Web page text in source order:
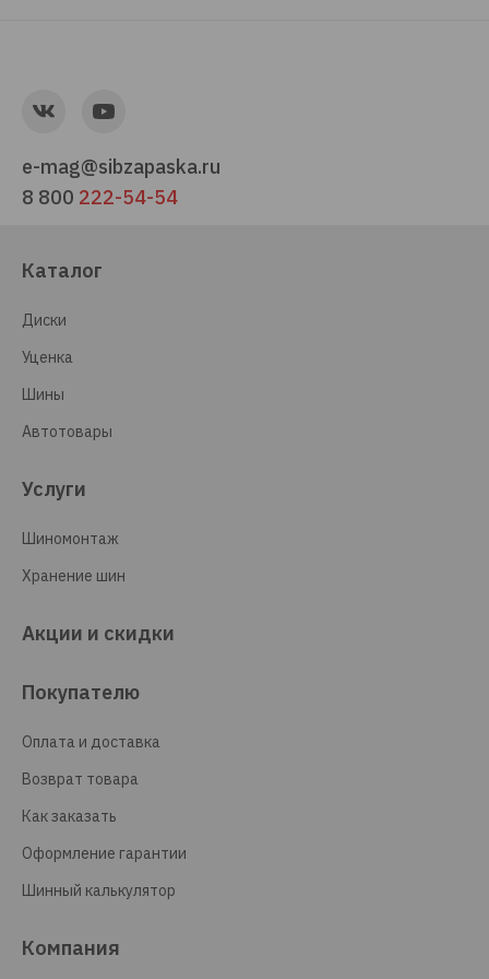
e-mag@sibzapaska.ru
8 800 222-54-54
Каталог
Диски
Уценка
Шины
Автотовары
Услуги
Шиномонтаж
Хранение шин
Акции и скидки
Покупателю
Оплата и доставка
Возврат товара
Как заказать
Оформление гарантии
Шинный калькулятор
Компания